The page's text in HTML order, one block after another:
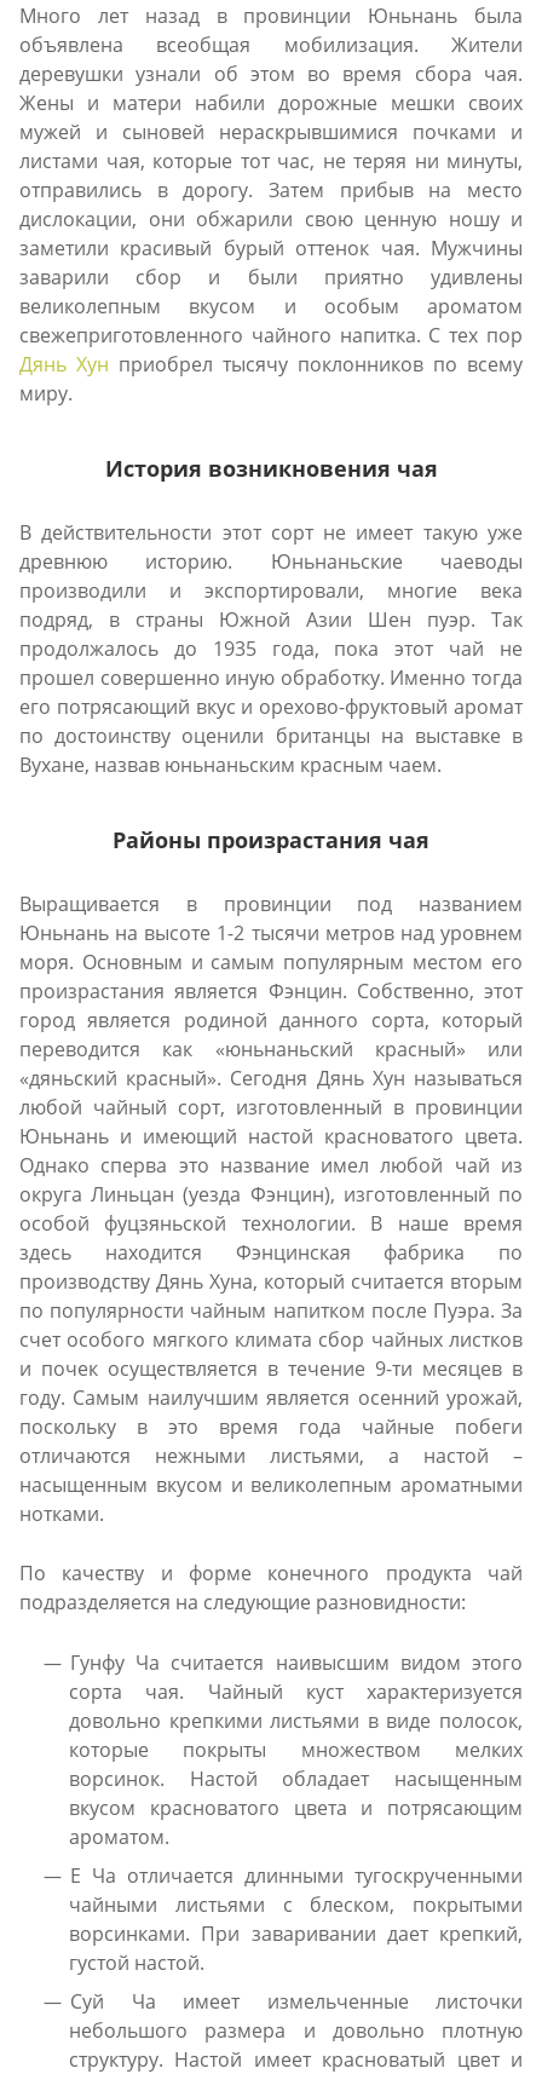
Много лет назад в провинции Юньнань была
объявлена всеобщая мобилизация. Жители
деревушки узнали об этом во время сбора чая.
Жены и матери набили дорожные мешки своих
мужей и сыновей нераскрывшимися почками и
листами чая, которые тот час, не теряя ни минуты,
отправились в дорогу. Затем прибыв на место
дислокации, они обжарили свою ценную ношу и
заметили красивый бурый оттенок чая. Мужчины
заварили сбор и были приятно удивлены
великолепным вкусом и особым ароматом
свежеприготовленного чайного напитка. С тех пор
Дянь Хун приобрел тысячу поклонников по всему
миру.
История возникновения чая
В действительности этот сорт не имеет такую уже
древнюю историю. Юньнаньские чаеводы
производили и экспортировали, многие века
подряд, в страны Южной Азии Шен пуэр. Так
продолжалось до 1935 года, пока этот чай не
прошел совершенно иную обработку. Именно тогда
его потрясающий вкус и орехово-фруктовый аромат
по достоинству оценили британцы на выставке в
Вухане, назвав юньнаньским красным чаем.
Районы произрастания чая
Выращивается в провинции под названием
Юньнань на высоте 1-2 тысячи метров над уровнем
моря. Основным и самым популярным местом его
произрастания является Фэнцин. Собственно, этот
город является родиной данного сорта, который
переводится как «юньнаньский красный» или
«дяньский красный». Сегодня Дянь Хун называться
любой чайный сорт, изготовленный в провинции
Юньнань и имеющий настой красноватого цвета.
Однако сперва это название имел любой чай из
округа Линьцан (уезда Фэнцин), изготовленный по
особой фуцзяньской технологии. В наше время
здесь находится Фэнцинская фабрика по
производству Дянь Хуна, который считается вторым
по популярности чайным напитком после Пуэра. За
счет особого мягкого климата сбор чайных листков
и почек осуществляется в течение 9-ти месяцев в
году. Самым наилучшим является осенний урожай,
поскольку в это время года чайные побеги
отличаются нежными листьями, а настой –
насыщенным вкусом и великолепным ароматными
нотками.
По качеству и форме конечного продукта чай
подразделяется на следующие разновидности:
Гунфу Ча считается наивысшим видом этого
сорта чая. Чайный куст характеризуется
довольно крепкими листьями в виде полосок,
которые покрыты множеством мелких
ворсинок. Настой обладает насыщенным
вкусом красноватого цвета и потрясающим
ароматом.
Е Ча отличается длинными тугоскрученными
чайными листьями с блеском, покрытыми
ворсинками. При заваривании дает крепкий,
густой настой.
Суй Ча имеет измельченные листочки
небольшого размера и довольно плотную
структуру. Настой имеет красноватый цвет и